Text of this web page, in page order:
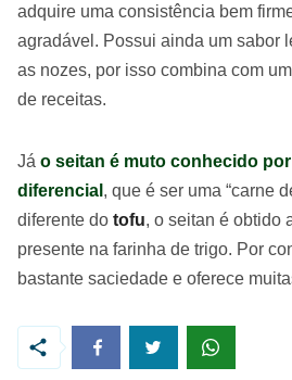
adquire uma consistência bem
agradável. Possui ainda um sabor
as nozes, por isso combina com
de receitas.
Já o seitan é muto conhecido
diferencial , que é ser uma “carne
diferente do tofu, o seitan é obtido
presente na farinha de trigo. Por
bastante saciedade e oferece